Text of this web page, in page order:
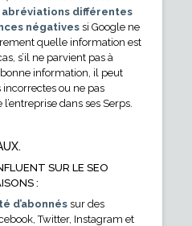
abréviations différentes
négativessi Google ne
quelle information est
s’il ne parvient pas à
information, il peut
ou ne pas
dans ses Serps.
SUR LE SEO
:
d’abonnéssur des
Twitter, Instagram et